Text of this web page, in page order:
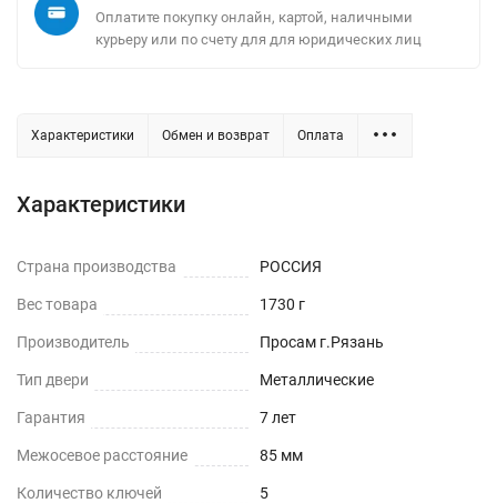
Оплатите покупку онлайн, картой, наличными
курьеру или по счету для для юридических лиц
Характеристики Обмен и возврат Оплата
Характеристики
Страна производства РОССИЯ
Вес товара 1730 г
Производитель Просам г.Рязань
Тип двери Металлические
Гарантия 7 лет
Межосевое расстояние 85 мм
Количество ключей 5